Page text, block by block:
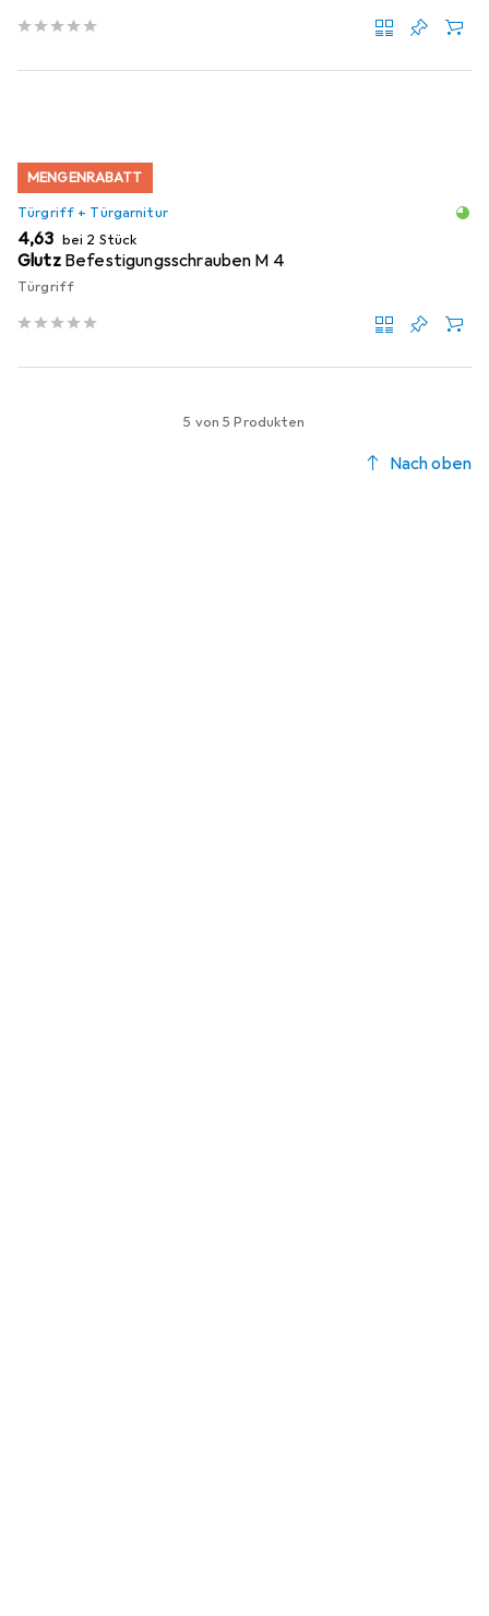
MENGENRABATT
Türgriff + Türgarnitur
EUR
4,63 bei 2 Stück
Glutz Befestigungsschrauben M 4
Türgriff
5 von 5 Produkten
Nach oben